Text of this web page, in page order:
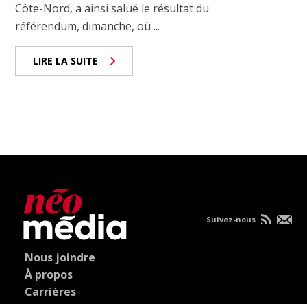
Côte-Nord, a ainsi salué le résultat du
référendum, dimanche, où ...
LIRE LA SUITE
Nous joindre
À propos
Carrières
Suivez-nous